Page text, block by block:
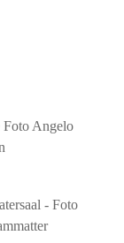
Foto Angelo
- Foto